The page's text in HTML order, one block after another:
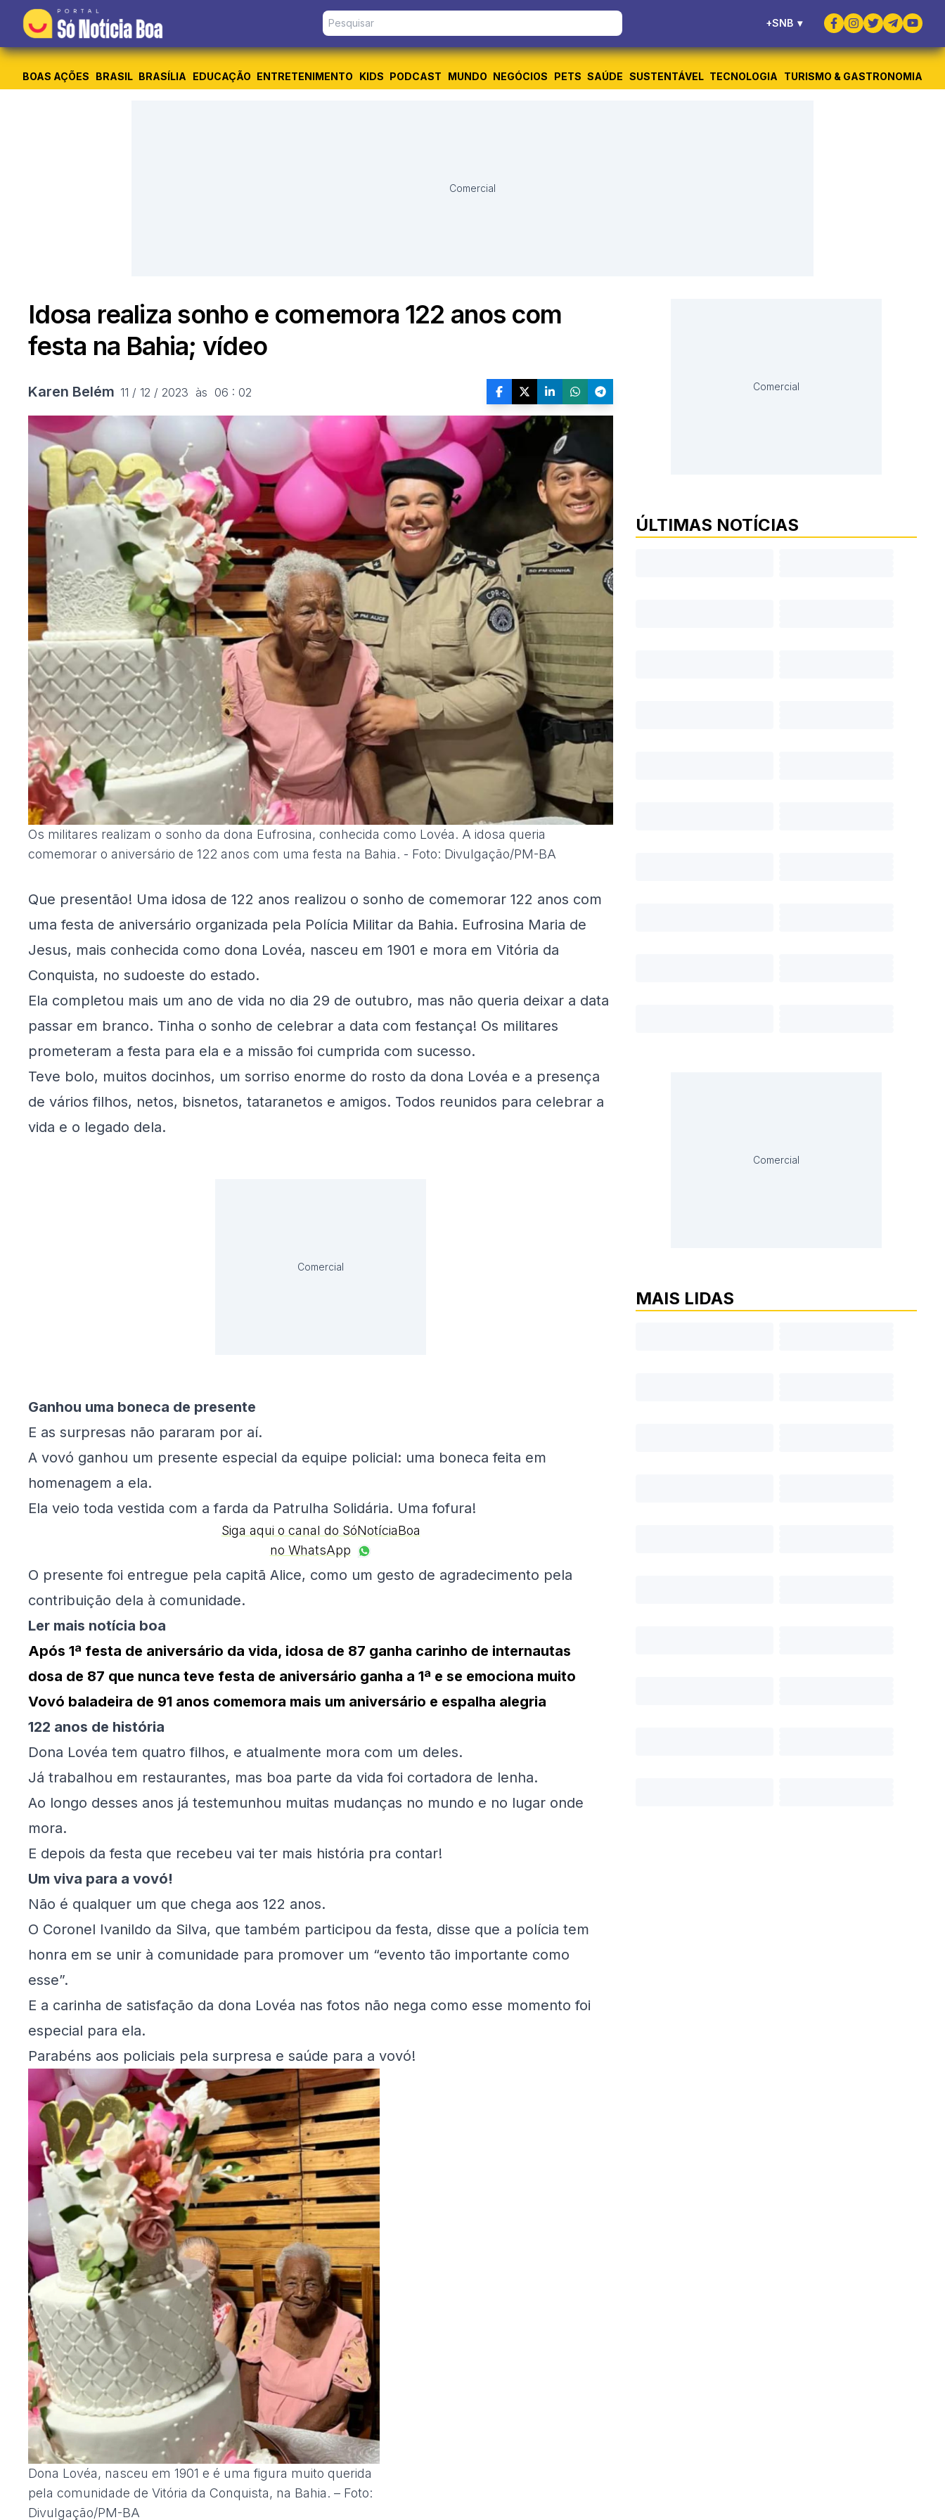
+SNB ▾
BOAS AÇÕES BRASIL BRASÍLIA EDUCAÇÃO ENTRETENIMENTO KIDS PODCAST MUNDO NEGÓCIOS PETS SAÚDE SUSTENTÁVEL TECNOLOGIA TURISMO & GASTRONOMIA
Comercial
Idosa realiza sonho e comemora 122 anos com
festa na Bahia; vídeo
Karen Belém 11 / 12 / 2023  às  06 : 02
Os militares realizam o sonho da dona Eufrosina, conhecida como Lovéa. A idosa queria
comemorar o aniversário de 122 anos com uma festa na Bahia. - Foto: Divulgação/PM-BA
Que presentão! Uma idosa de 122 anos realizou o sonho de comemorar 122 anos com
uma festa de aniversário organizada pela Polícia Militar da Bahia. Eufrosina Maria de
Jesus, mais conhecida como dona Lovéa, nasceu em 1901 e mora em Vitória da
Conquista, no sudoeste do estado.
Ela completou mais um ano de vida no dia 29 de outubro, mas não queria deixar a data
passar em branco. Tinha o sonho de celebrar a data com festança! Os militares
prometeram a festa para ela e a missão foi cumprida com sucesso.
Teve bolo, muitos docinhos, um sorriso enorme do rosto da dona Lovéa e a presença
de vários filhos, netos, bisnetos, tataranetos e amigos. Todos reunidos para celebrar a
vida e o legado dela.
Comercial
Ganhou uma boneca de presente
E as surpresas não pararam por aí.
A vovó ganhou um presente especial da equipe policial: uma boneca feita em
homenagem a ela.
Ela veio toda vestida com a farda da Patrulha Solidária. Uma fofura!
Siga aqui o canal do SóNotíciaBoa
no WhatsApp
O presente foi entregue pela capitã Alice, como um gesto de agradecimento pela
contribuição dela à comunidade.
Ler mais notícia boa
Após 1ª festa de aniversário da vida, idosa de 87 ganha carinho de internautas
dosa de 87 que nunca teve festa de aniversário ganha a 1ª e se emociona muito
Vovó baladeira de 91 anos comemora mais um aniversário e espalha alegria
122 anos de história
Dona Lovéa tem quatro filhos, e atualmente mora com um deles.
Já trabalhou em restaurantes, mas boa parte da vida foi cortadora de lenha.
Ao longo desses anos já testemunhou muitas mudanças no mundo e no lugar onde
mora.
E depois da festa que recebeu vai ter mais história pra contar!
Um viva para a vovó!
Não é qualquer um que chega aos 122 anos.
O Coronel Ivanildo da Silva, que também participou da festa, disse que a polícia tem
honra em se unir à comunidade para promover um “evento tão importante como
esse”.
E a carinha de satisfação da dona Lovéa nas fotos não nega como esse momento foi
especial para ela.
Parabéns aos policiais pela surpresa e saúde para a vovó!
Dona Lovéa, nasceu em 1901 e é uma figura muito querida
pela comunidade de Vitória da Conquista, na Bahia. – Foto:
Divulgação/PM-BA
Comercial
ÚLTIMAS NOTÍCIAS
Comercial
MAIS LIDAS